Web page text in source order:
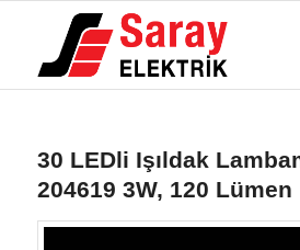
30 LEDli Işıldak
204619 3W, 120 Lümen